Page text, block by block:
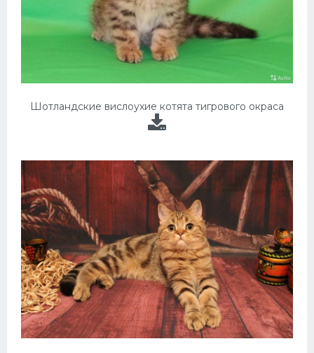
Шотландские вислоухие котята тигрового окраса